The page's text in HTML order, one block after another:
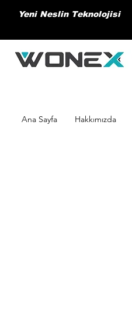
Yeni Neslin Teknolojisi
Ana Sayfa Hakkımızda